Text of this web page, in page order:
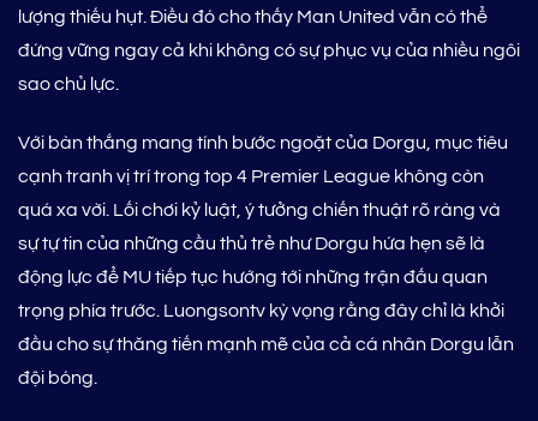
lượng thiếu hụt. Điều đó cho thấy Man United vẫn có thể
đứng vững ngay cả khi không có sự phục vụ của nhiều ngôi
sao chủ lực.
Với bàn thắng mang tính bước ngoặt của Dorgu, mục tiêu
cạnh tranh vị trí trong top 4 Premier League không còn
quá xa vời. Lối chơi kỷ luật, ý tưởng chiến thuật rõ ràng và
sự tự tin của những cầu thủ trẻ như Dorgu hứa hẹn sẽ là
động lực để MU tiếp tục hướng tới những trận đấu quan
trọng phía trước. Luongsontv kỳ vọng rằng đây chỉ là khởi
đầu cho sự thăng tiến mạnh mẽ của cả cá nhân Dorgu lẫn
đội bóng.